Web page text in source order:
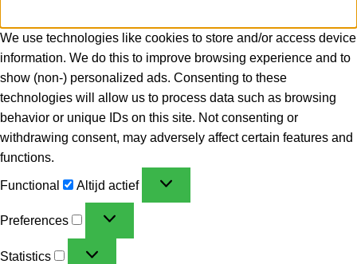
We use technologies like cookies to store and/or access device
information. We do this to improve browsing experience and to
show (non-) personalized ads. Consenting to these
technologies will allow us to process data such as browsing
behavior or unique IDs on this site. Not consenting or
withdrawing consent, may adversely affect certain features and
functions.
Functional Altijd actief
Preferences
Statistics